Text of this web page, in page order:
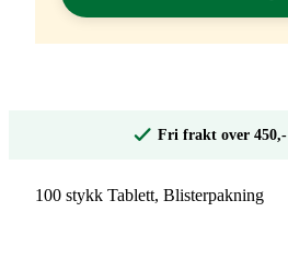
Fri frakt over 450,-
100 stykk Tablett, Blisterpakning